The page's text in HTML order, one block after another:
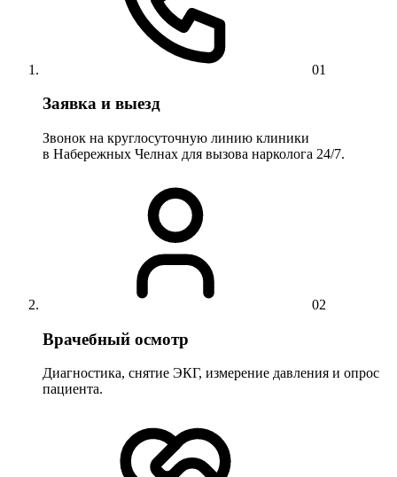
01
Заявка и выезд
Звонок на круглосуточную линию клиники
в Набережных Челнах для вызова нарколога 24/7.
02
Врачебный осмотр
Диагностика, снятие ЭКГ, измерение давления и опрос
пациента.